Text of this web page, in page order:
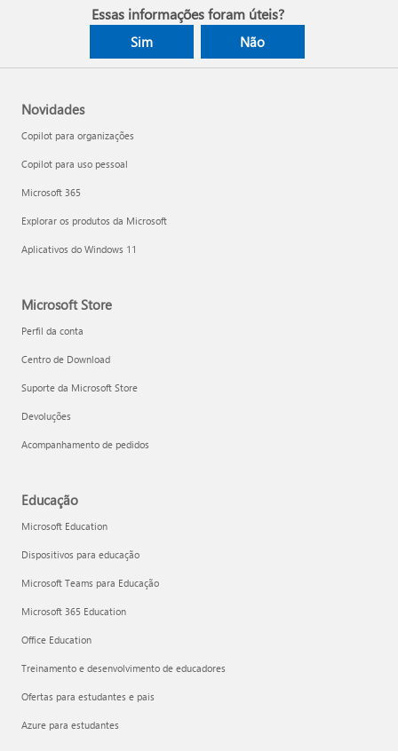
Essas informações foram úteis?
Sim Não
Novidades
Copilot para organizações
Copilot para uso pessoal
Microsoft 365
Explorar os produtos da Microsoft
Aplicativos do Windows 11
Microsoft Store
Perfil da conta
Centro de Download
Suporte da Microsoft Store
Devoluções
Acompanhamento de pedidos
Educação
Microsoft Education
Dispositivos para educação
Microsoft Teams para Educação
Microsoft 365 Education
Office Education
Treinamento e desenvolvimento de educadores
Ofertas para estudantes e pais
Azure para estudantes